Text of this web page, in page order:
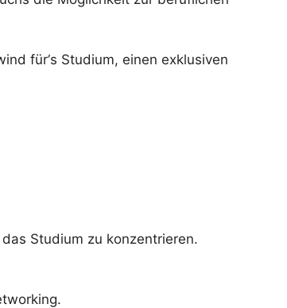
für‘s Studium, einen exklusiven
Studium zu konzentrieren.